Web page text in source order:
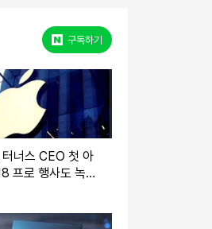
구독하기
터너스 CEO 첫 아
프로 행사도 녹화